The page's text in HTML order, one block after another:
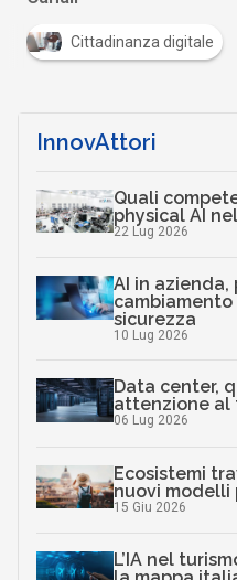
Cittadinanza digitale
InnovAttori
Quali
physical AI
22 Lug 2026
AI in
sicurezza
10 Lug 2026
Data center,
attenzione al
06 Lug 2026
Ecosistemi
nuovi modelli
15 Giu 2026
L’IA nel